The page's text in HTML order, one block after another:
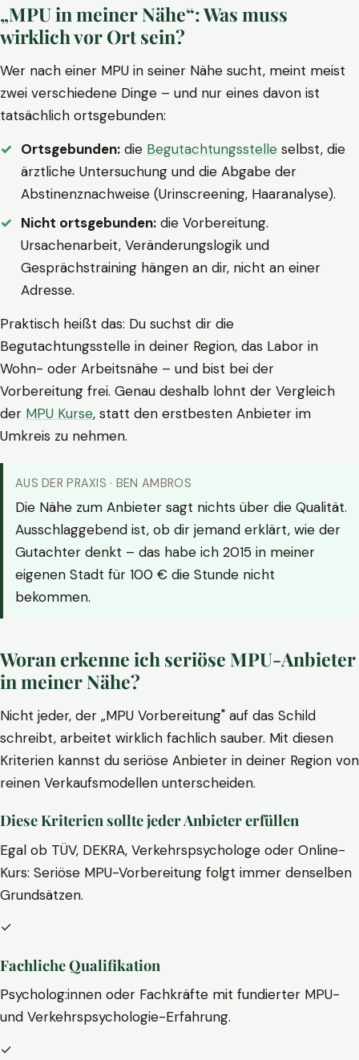
„MPU in meiner Nähe“: Was muss
wirklich vor Ort sein?
Wer nach einer MPU in seiner Nähe sucht, meint meist
zwei verschiedene Dinge – und nur eines davon ist
tatsächlich ortsgebunden:
Ortsgebunden: die Begutachtungsstelle selbst, die
ärztliche Untersuchung und die Abgabe der
Abstinenznachweise (Urinscreening, Haaranalyse).
Nicht ortsgebunden: die Vorbereitung.
Ursachenarbeit, Veränderungslogik und
Gesprächstraining hängen an dir, nicht an einer
Adresse.
Praktisch heißt das: Du suchst dir die
Begutachtungsstelle in deiner Region, das Labor in
Wohn- oder Arbeitsnähe – und bist bei der
Vorbereitung frei. Genau deshalb lohnt der Vergleich
der MPU Kurse, statt den erstbesten Anbieter im
Umkreis zu nehmen.
AUS DER PRAXIS · BEN AMBROS
Die Nähe zum Anbieter sagt nichts über die Qualität.
Ausschlaggebend ist, ob dir jemand erklärt, wie der
Gutachter denkt – das habe ich 2015 in meiner
eigenen Stadt für 100 € die Stunde nicht
bekommen.
Woran erkenne ich seriöse MPU-Anbieter
in meiner Nähe?
Nicht jeder, der „MPU Vorbereitung" auf das Schild
schreibt, arbeitet wirklich fachlich sauber. Mit diesen
Kriterien kannst du seriöse Anbieter in deiner Region von
reinen Verkaufsmodellen unterscheiden.
Diese Kriterien sollte jeder Anbieter erfüllen
Egal ob TÜV, DEKRA, Verkehrspsychologe oder Online-
Kurs: Seriöse MPU-Vorbereitung folgt immer denselben
Grundsätzen.
✓
Fachliche Qualifikation
Psycholog:innen oder Fachkräfte mit fundierter MPU-
und Verkehrspsychologie-Erfahrung.
✓